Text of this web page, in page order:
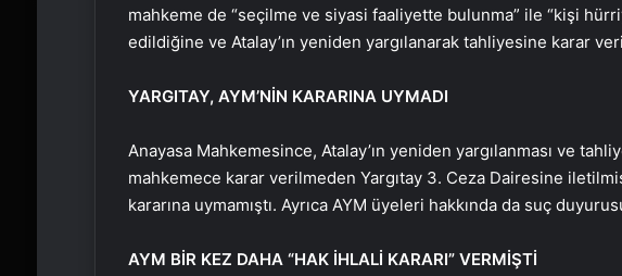
mahkeme de “seçilme ve siyasi faaliyette bulunma” ile “kişi
edildiğine ve Atalay’ın yeniden yargılanarak tahliyesine karar
YARGITAY, AYM’NİN KARARINA UYMADI
Anayasa Mahkemesince, Atalay’ın yeniden yargılanması ve
mahkemece karar verilmeden Yargıtay 3. Ceza Dairesine
kararına uymamıştı. Ayrıca AYM üyeleri hakkında da suç
AYM BİR KEZ DAHA “HAK İHLALİ KARARI” VERMİŞTİ